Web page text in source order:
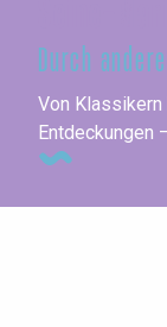
Durch
Von
Entdeckungen